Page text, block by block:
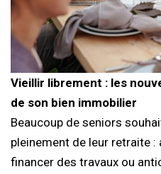
Vieillir librement : les
de son bien immobilier
Beaucoup de seniors
pleinement de leur retraite :
financer des travaux ou